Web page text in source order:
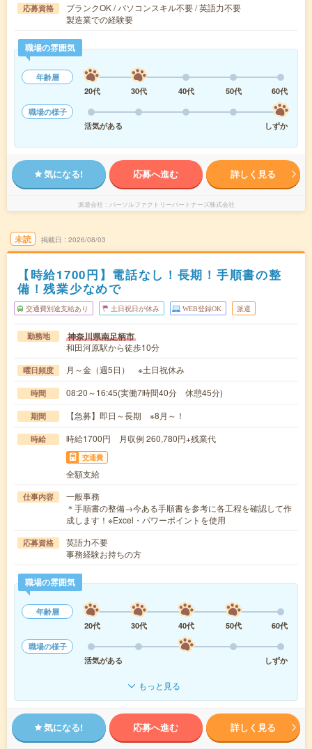
応募資格
ブランクOK / パソコンスキル不要 / 英語力不要
製造業での経験要
職場の雰囲気
年齢層
20代
30代 40代 50代
60代
職場の様子
活気がある
しずか
気になる! 応募へ進む 詳しく見る
派遣会社 パーソルファクトリーパートナーズ株式会社
未読 掲載日 2026/08/03
【時給1700円】電話なし！長期！手順書の整
備！残業少なめで
交通費別途支給あり 土日祝日が休み WEB登録OK 派遣
勤務地 神奈川県南足柄市
和田河原駅から徒歩10分
曜日頻度 月～金（週5日） ※土日祝休み
時間 08:20～16:45(実働7時間40分 休憩45分)
期間 【急募】即日～長期 ※8月～！
時給 時給1700円 月収例 260,780円+残業代
交通費
全額支給
仕事内容
一般事務
＊手順書の整備→今ある手順書を参考に各工程を確認して作
成します！※Excel・パワーポイントを使用
応募資格
英語力不要
事務経験お持ちの方
職場の雰囲気
年齢層
20代
30代 40代 50代
60代
職場の様子
活気がある
しずか
もっと見る
気になる! 応募へ進む 詳しく見る